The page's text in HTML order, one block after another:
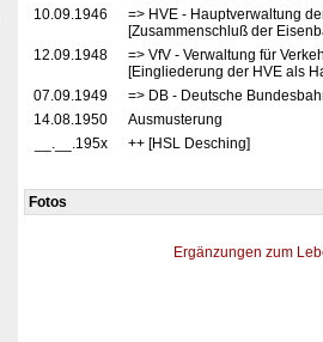
10.09.1946
=> HVE - Hauptverwaltung
[Zusammenschluß der
12.09.1948
=> VfV - Verwaltung für
[Eingliederung der HVE als
07.09.1949
=> DB - Deutsche
14.08.1950
Ausmusterung
__.__.195x
++ [HSL Desching]
Fotos
Ergänzungen zum